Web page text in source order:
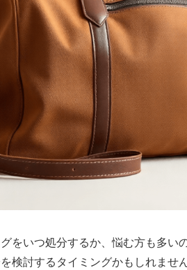
をいつ処分するか、悩む方も多い
検討するタイミングかもしれません